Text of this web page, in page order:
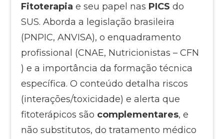
Fitoterapia e seu papel nas PICS do
SUS. Aborda a legislação brasileira
(PNPIC, ANVISA), o enquadramento
profissional (CNAE, Nutricionistas – CFN
) e a importância da formação técnica
específica. O conteúdo detalha riscos
(interações/toxicidade) e alerta que
fitoterápicos são complementares, e
não substitutos, do tratamento médico